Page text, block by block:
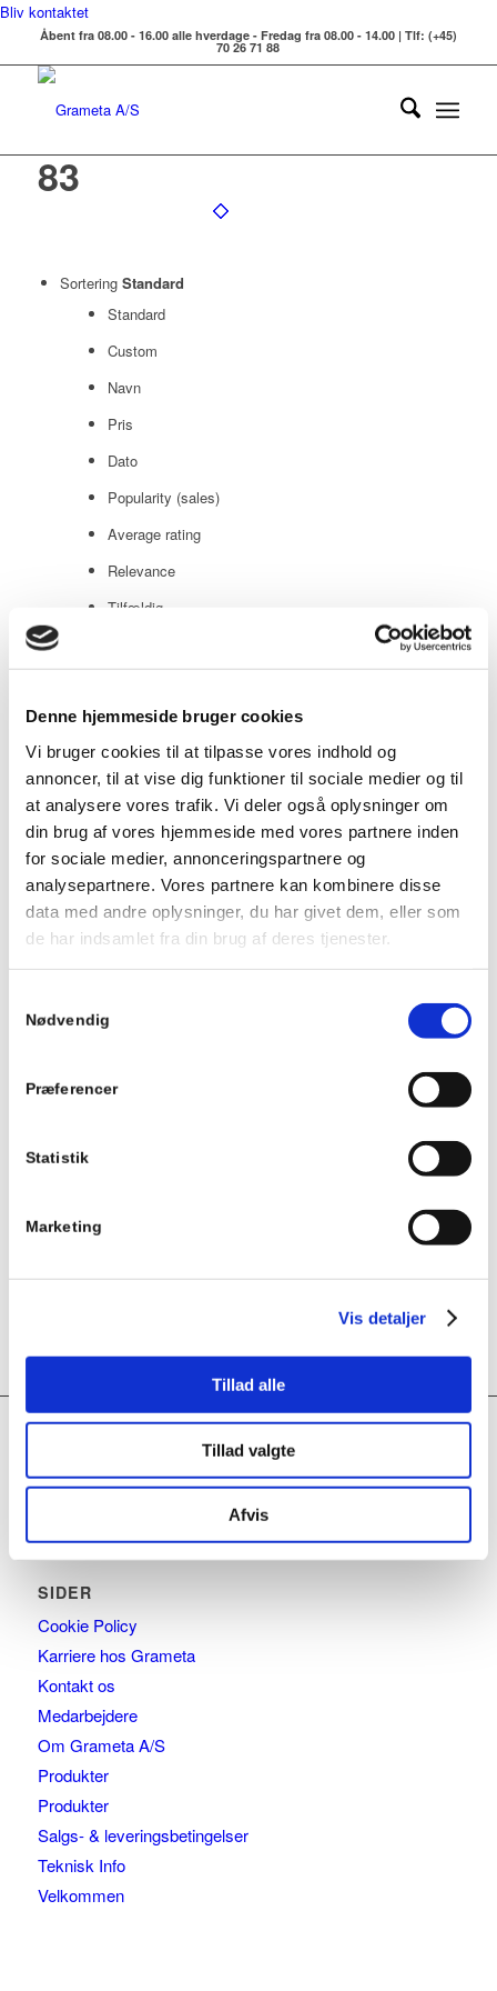
Denne hjemmeside bruger cookies
Vi bruger cookies til at tilpasse vores indhold og
annoncer, til at vise dig funktioner til sociale medier og til
at analysere vores trafik. Vi deler også oplysninger om
din brug af vores hjemmeside med vores partnere inden
for sociale medier, annonceringspartnere og
analysepartnere. Vores partnere kan kombinere disse
data med andre oplysninger, du har givet dem, eller som
de har indsamlet fra din brug af deres tjenester.
Nødvendig
Præferencer
Statistik
Marketing
Vis detaljer
Tillad alle
Tillad valgte
Afvis
Bliv kontaktet
Åbent fra 08.00 - 16.00 alle hverdage - Fredag fra 08.00 - 14.00 | Tlf: (+45)
70 26 71 88
83
Sortering Standard
Standard
Custom
Navn
Pris
Dato
Popularity (sales)
Average rating
Relevance
Tilfældig
Vis20 produkter pr. side
40 produkter pr. side
60 produkter pr. side
Moon 3W Carbon Steel T-model
Moon 3W Carbon Steel T-model med flange tilslutning er
kompakt design. Kuglehanen holder til temperaturer helt op til
180 grader, og et tryk......
Moon 3W Carbon Steel L-model med flange tilslutning er
produceret i Italien og udført i kulstofstål. Kugleventilen Moon
kompakt design. Kuglehanen holder til temperaturer helt op til
Vælg muligheder
INTERESTING LINKS
Here are some interesting links for you! Enjoy your stay :)
SIDER
Cookie Policy
Karriere hos Grameta
Kontakt os
Medarbejdere
Om Grameta A/S
Produkter
Produkter
Salgs- & leveringsbetingelser
Teknisk Info
Velkommen